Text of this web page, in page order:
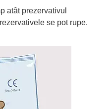
atât prezervativul
se pot rupe.